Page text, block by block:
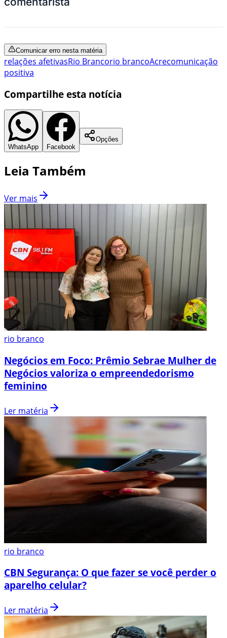
Comunicar erro nesta matéria
relações afetivasRio Brancorio brancoAcrecomunicação
positiva
Compartilhe esta notícia
WhatsApp Facebook
Opções
Leia Também
Ver mais
rio branco
Negócios em Foco: Prêmio Sebrae Mulher de
Negócios valoriza o empreendedorismo
feminino
Ler matéria
rio branco
CBN Segurança: O que fazer se você perder o
aparelho celular?
Ler matéria